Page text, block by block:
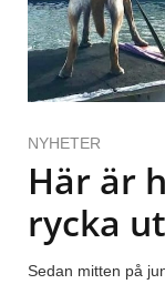
NYHETER
Här är
rycka
Sedan mitten på